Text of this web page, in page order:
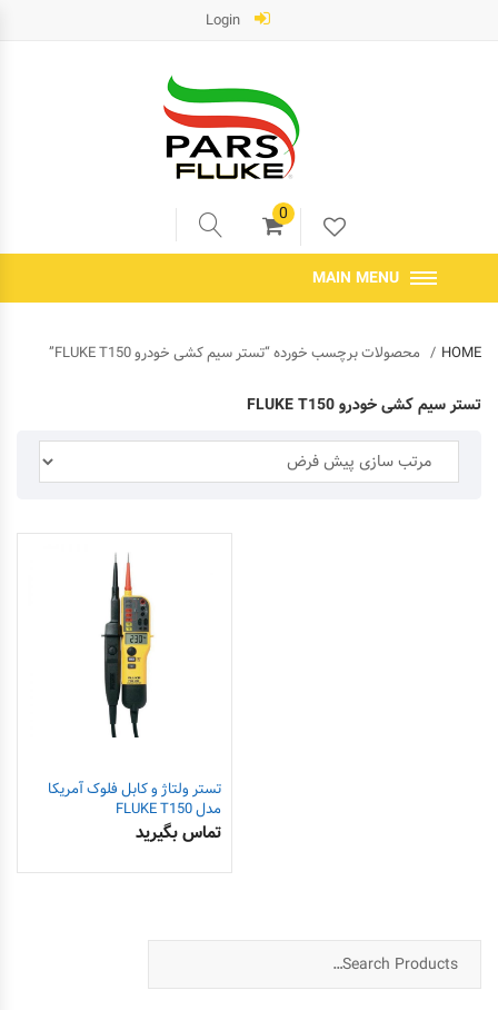
0
MAIN MENU
HOME محصولات برچسب خورده “تستر سیم کشی خودرو FLUKE T150”
تستر سیم کشی خودرو FLUKE T150
تستر ولتاژ و کابل فلوک آمریکا
مدل FLUKE T150
تماس بگیرید